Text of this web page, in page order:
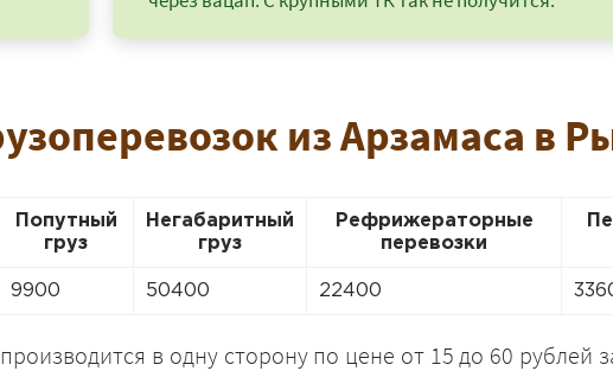
из Арзамаса в
Попутный
груз
Негабаритный
груз
Рефрижераторные
перевозки
9900 50400 22400
в одну сторону по цене от 15 до 60 рублей